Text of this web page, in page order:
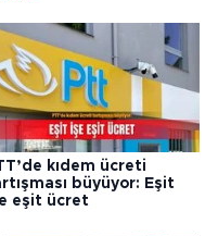
kıdem ücreti
büyüyor: Eşit
eşit ücret